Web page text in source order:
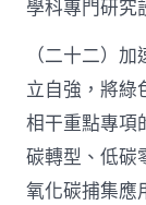
學科專門研究
（二十二）
立自強，將綠
相干重點專項
碳轉型、低碳
氧化碳捕集應